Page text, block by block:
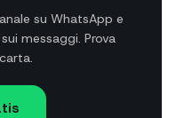
su WhatsApp e
messaggi. Prova